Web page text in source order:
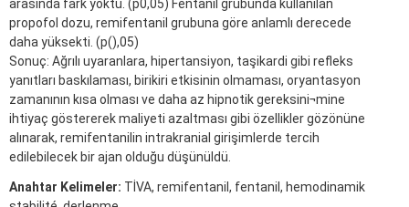
arasında fark yoktu. (p0,05) Fentanil grubunda kullanılan
propofol dozu, remifentanil grubuna göre anlamlı derecede
daha yüksekti. (p(),05)
Sonuç: Ağrılı uyaranlara, hipertansiyon, taşikardi gibi refleks
yanıtları baskılaması, birikiri etkisinin olmaması, oryantasyon
zamanının kısa olması ve daha az hipnotik gereksini¬mine
ihtiyaç göstererek maliyeti azaltması gibi özellikler gözönüne
alınarak, remifentanilin intrakranial girişimlerde tercih
edilebilecek bir ajan olduğu düşünüldü.
Anahtar Kelimeler: TİVA, remifentanil, fentanil, hemodinamik